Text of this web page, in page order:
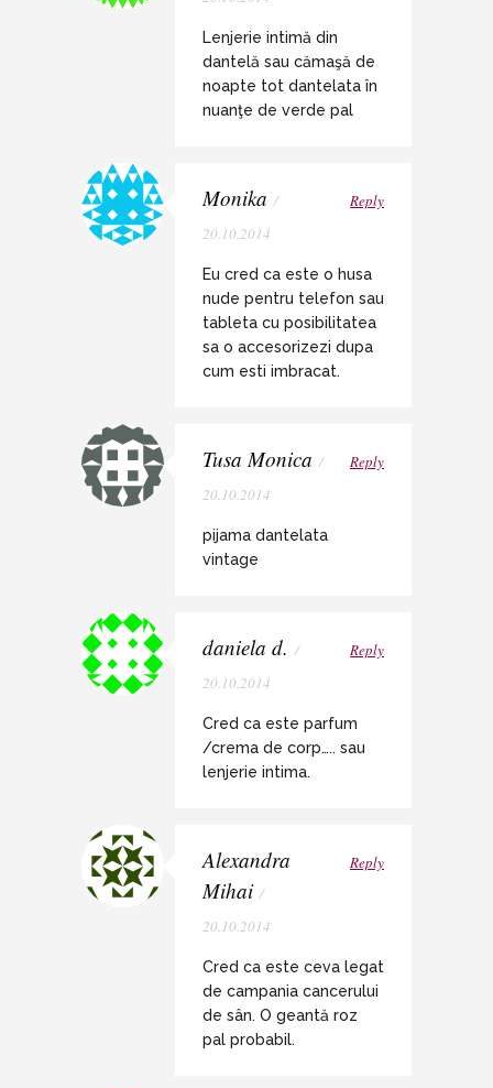
Lenjerie intimă din
dantelă sau cămaşă de
noapte tot dantelata în
nuanţe de verde pal
Monika /
20.10.2014
Reply
Eu cred ca este o husa
nude pentru telefon sau
tableta cu posibilitatea
sa o accesorizezi dupa
cum esti imbracat.
Tusa Monica /
20.10.2014
Reply
pijama dantelata
vintage
daniela d. /
20.10.2014
Reply
Cred ca este parfum
/crema de corp….. sau
lenjerie intima.
Alexandra
Mihai /
20.10.2014
Reply
Cred ca este ceva legat
de campania cancerului
de sân. O geantă roz
pal probabil.